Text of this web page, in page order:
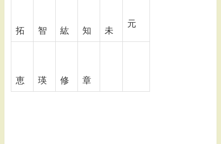
拓 智 紘 知 未
元
恵 瑛 修 章